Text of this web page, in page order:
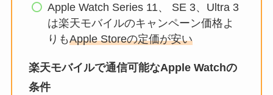
Apple Watch Series 11、 SE 3、Ultra 3
は楽天モバイルのキャンペーン価格よ
りもApple Storeの定価が安い
楽天モバイルで通信可能なApple Watchの
条件